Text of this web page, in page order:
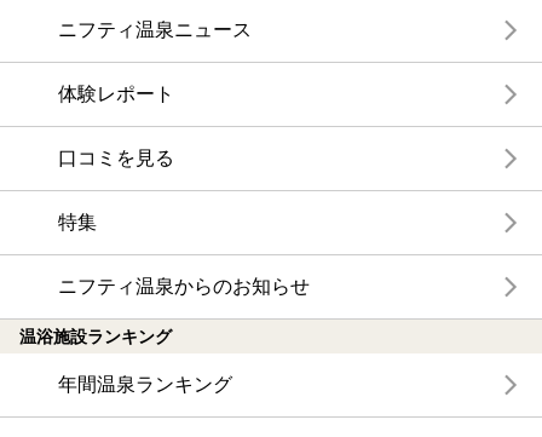
ニフティ温泉ニュース
体験レポート
口コミを見る
特集
ニフティ温泉からのお知らせ
温浴施設ランキング
年間温泉ランキング